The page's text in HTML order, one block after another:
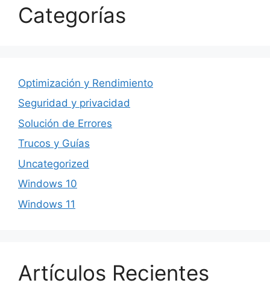
Categorías
Optimización y Rendimiento
Seguridad y privacidad
Solución de Errores
Trucos y Guías
Uncategorized
Windows 10
Windows 11
Artículos Recientes